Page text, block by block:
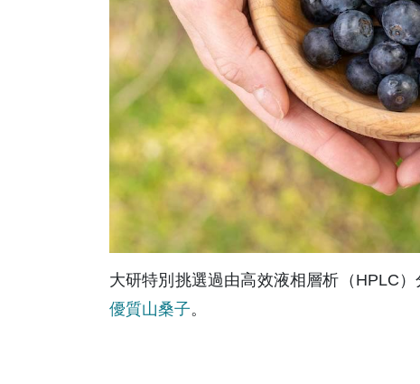
大研特別挑選過由高效液相層析（HPLC
優質山桑子。